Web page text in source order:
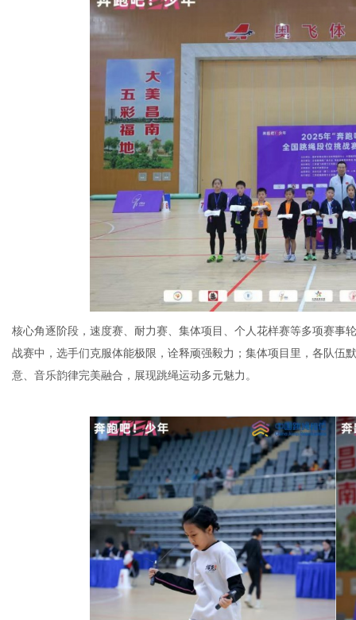
核心角逐阶段，速度赛、耐力赛、集体项目、个人花样赛等多项赛事
战赛中，选手们克服体能极限，诠释顽强毅力；集体项目里，各队伍
意、音乐韵律完美融合，展现跳绳运动多元魅力。